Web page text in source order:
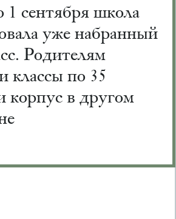
1 сентября школа
уже набранный
Родителям
классы по 35
корпус в другом